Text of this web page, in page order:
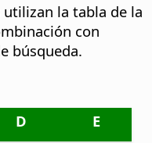
la tabla de la
con
búsqueda.
D
E